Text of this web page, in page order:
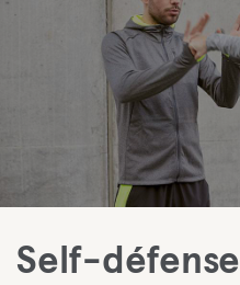
Self-défense